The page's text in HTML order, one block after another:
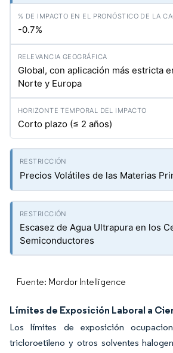
-0.7%
Global, con aplicación más estricta
Norte y Europa
Corto plazo (≤ 2 años)
Precios Volátiles de las Materias
Escasez de Agua Ultrapura en los
Semiconductores
Fuente: Mordor Intelligence
Límites de Exposición Laboral a
Los límites de exposición
tricloroetileno y otros solventes